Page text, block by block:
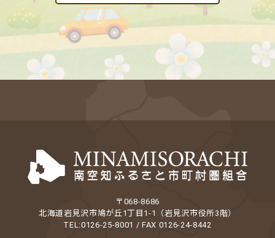
〒068-8686
北海道岩見沢市鳩が丘1丁目1-1（岩見沢市役所3階）
TEL:0126-25-8001 / FAX 0126-24-8442